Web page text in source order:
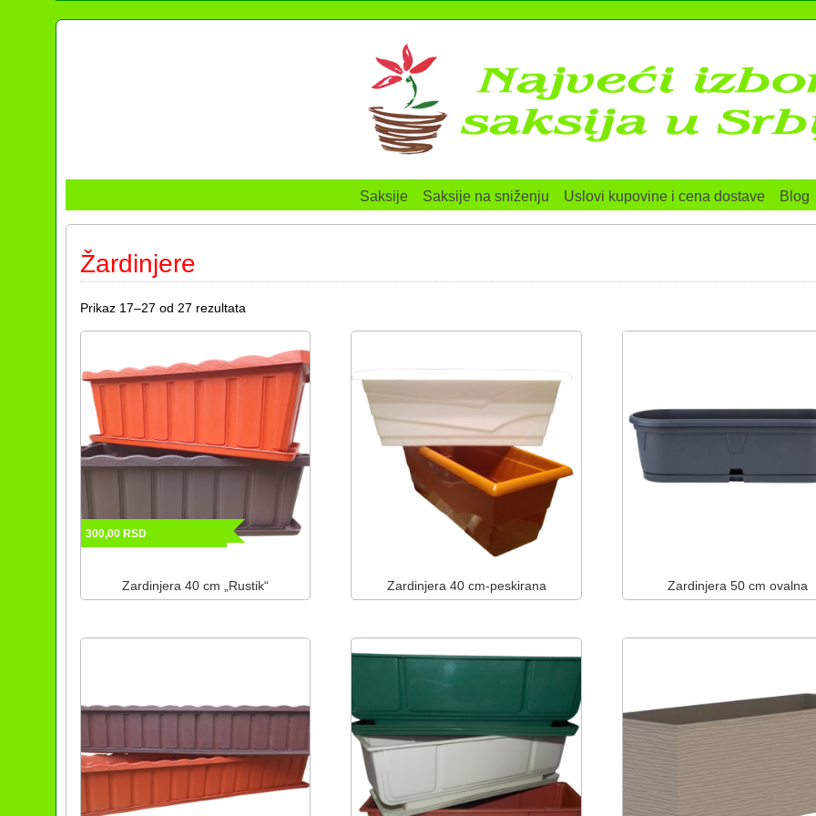
Saksije Saksije na sniženju Uslovi kupovine i cena dostave Blog
Žardinjere
Prikaz 17–27 od 27 rezultata
Zardinjera 40 cm „Rustik“
300,00 RSD
Zardinjera 40 cm-peskirana Zardinjera 50 cm ovalna